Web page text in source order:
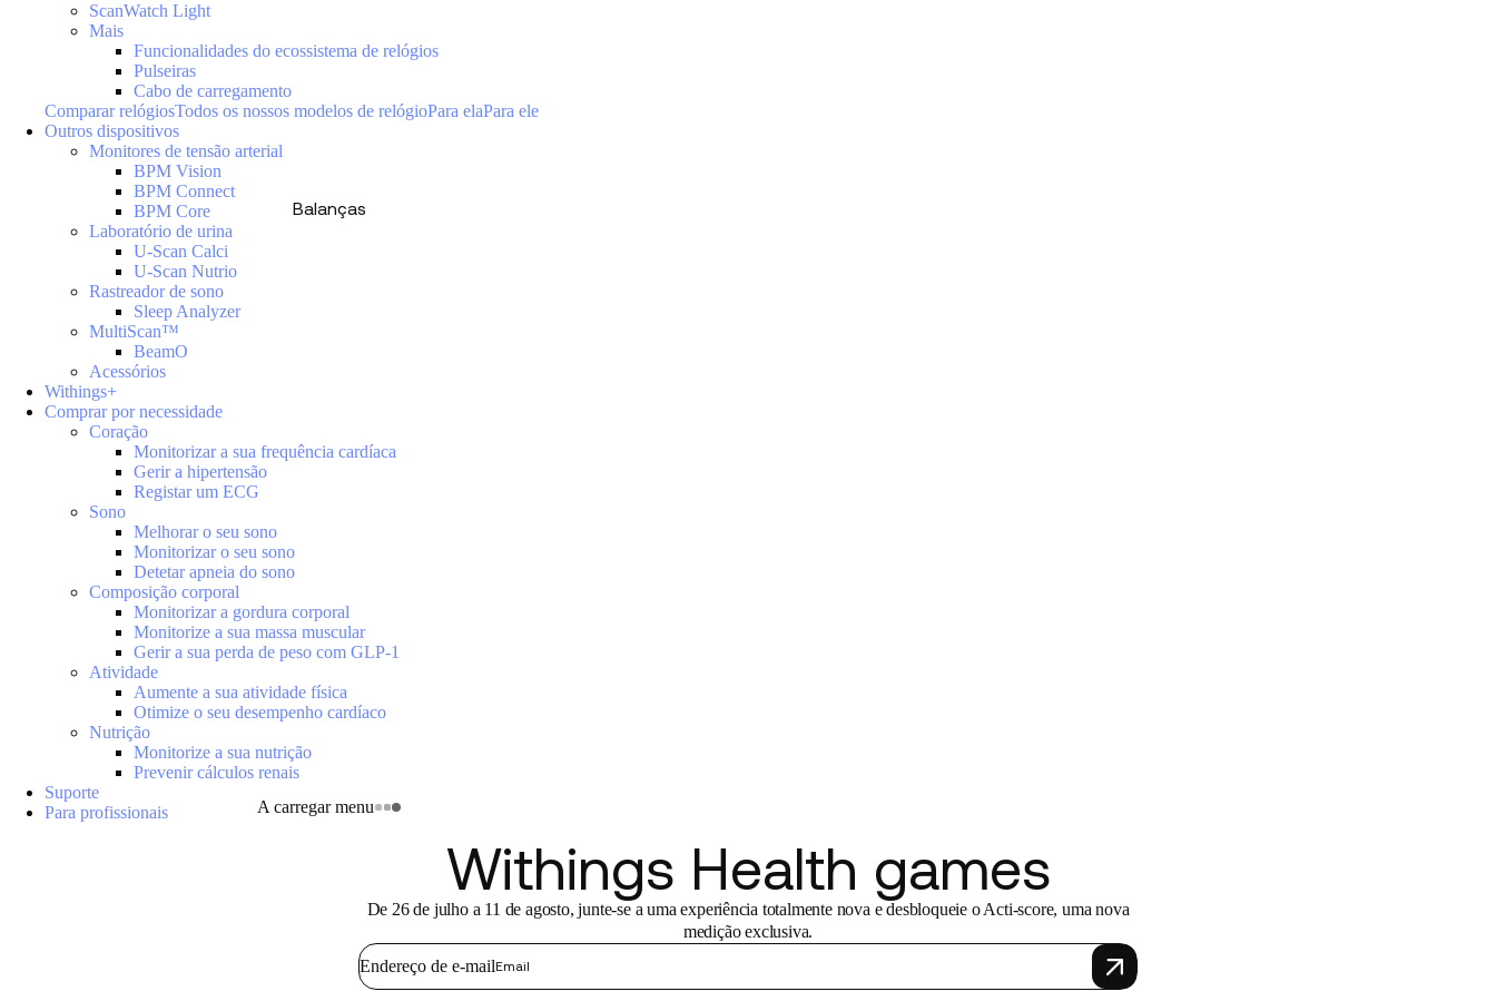
Balanças
A carregar menu
ScanWatch Light
Mais
Funcionalidades do ecossistema de relógios
Pulseiras
Cabo de carregamento
Comparar relógiosTodos os nossos modelos de relógioPara elaPara ele
Outros dispositivos
Monitores de tensão arterial
BPM Vision
BPM Connect
BPM Core
Laboratório de urina
U-Scan Calci
U-Scan Nutrio
Rastreador de sono
Sleep Analyzer
MultiScan™
BeamO
Acessórios
Withings+
Comprar por necessidade
Coração
Monitorizar a sua frequência cardíaca
Gerir a hipertensão
Registar um ECG
Sono
Melhorar o seu sono
Monitorizar o seu sono
Detetar apneia do sono
Composição corporal
Monitorizar a gordura corporal
Monitorize a sua massa muscular
Gerir a sua perda de peso com GLP-1
Atividade
Aumente a sua atividade física
Otimize o seu desempenho cardíaco
Nutrição
Monitorize a sua nutrição
Prevenir cálculos renais
Suporte
Para profissionais
Withings Health games
De 26 de julho a 11 de agosto, junte-se a uma experiência totalmente nova e desbloqueie o Acti-score, uma nova
medição exclusiva.
Endereço de e-mail